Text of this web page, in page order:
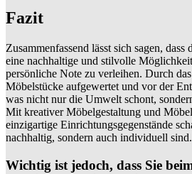
Fazit
Zusammenfassend lässt sich sagen,
eine nachhaltige und stilvolle
persönliche Note zu verleihen. Durch
Möbelstücke aufgewertet und vor der
was nicht nur die Umwelt schont,
Mit kreativer Möbelgestaltung und
einzigartige Einrichtungsgegenstände
nachhaltig, sondern auch individuell sind.
Wichtig ist jedoch, dass Sie